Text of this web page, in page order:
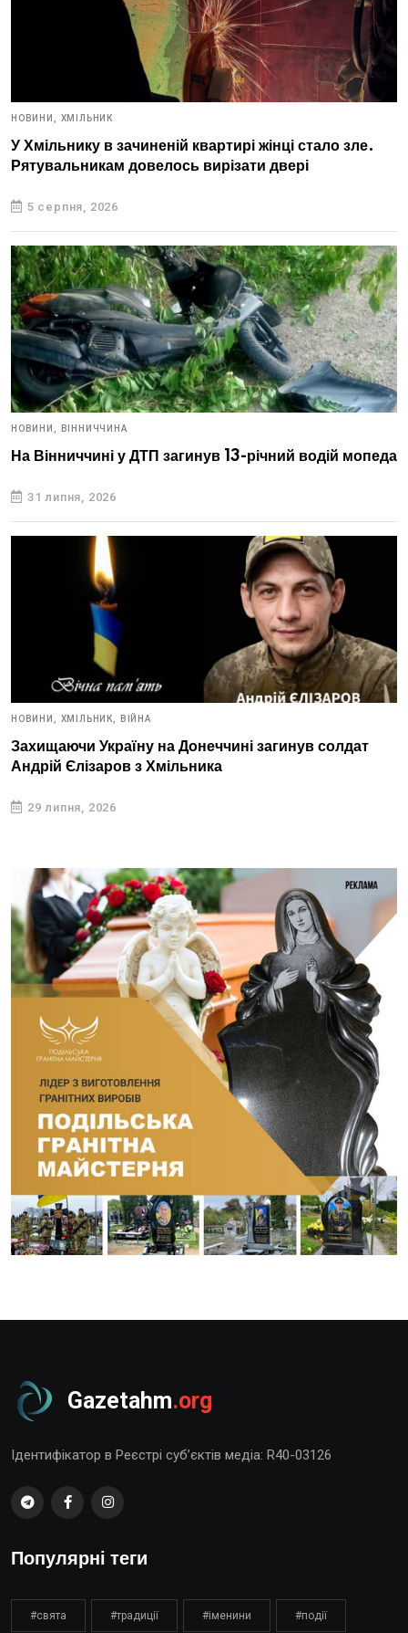
НОВИНИ, ХМІЛЬНИК
У Хмільнику в зачиненій квартирі жінці стало зле.
Рятувальникам довелось вирізати двері
5 серпня, 2026
НОВИНИ, ВІННИЧЧИНА
На Вінниччині у ДТП загинув 13-річний водій мопеда
31 липня, 2026
НОВИНИ, ХМІЛЬНИК, ВІЙНА
Захищаючи Україну на Донеччині загинув солдат
Андрій Єлізаров з Хмільника
29 липня, 2026
Gazetahm.org
Ідентифікатор в Реєстрі суб’єктів медіа: R40-03126
Популярні теги
#свята #традиції #іменини #події